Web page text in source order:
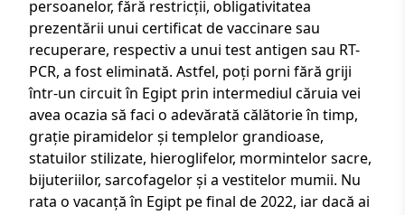
persoanelor, fără restricții, obligativitatea
prezentării unui certificat de vaccinare sau
recuperare, respectiv a unui test antigen sau RT-
PCR, a fost eliminată. Astfel, poți porni fără griji
într-un circuit în Egipt prin intermediul căruia vei
avea ocazia să faci o adevărată călătorie în timp,
grație piramidelor și templelor grandioase,
statuilor stilizate, hieroglifelor, mormintelor sacre,
bijuteriilor, sarcofagelor și a vestitelor mumii. Nu
rata o vacanță în Egipt pe final de 2022, iar dacă ai